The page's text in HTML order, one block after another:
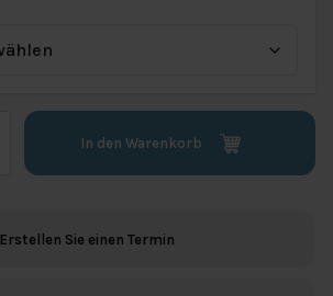
In den Warenkorb
Erstellen Sie einen Termin